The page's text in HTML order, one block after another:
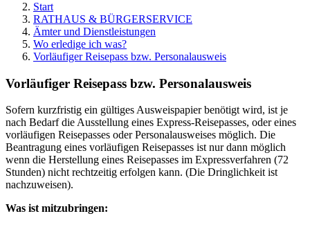
Start
RATHAUS & BÜRGERSERVICE
Ämter und Dienstleistungen
Wo erledige ich was?
Vorläufiger Reisepass bzw. Personalausweis
Vorläufiger Reisepass bzw. Personalausweis
Sofern kurzfristig ein gültiges Ausweispapier benötigt wird, ist je
nach Bedarf die Ausstellung eines Express-Reisepasses, oder eines
vorläufigen Reisepasses oder Personalausweises möglich. Die
Beantragung eines vorläufigen Reisepasses ist nur dann möglich
wenn die Herstellung eines Reisepasses im Expressverfahren (72
Stunden) nicht rechtzeitig erfolgen kann. (Die Dringlichkeit ist
nachzuweisen).
Was ist mitzubringen: